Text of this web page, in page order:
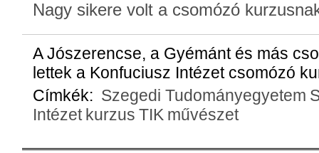
Nagy sikere volt a csomózó
A Jószerencse, a Gyémánt és más
lettek a Konfuciusz Intézet csomózó
Címkék: Szegedi Tudományegyetem
Intézet kurzus TIK művészet